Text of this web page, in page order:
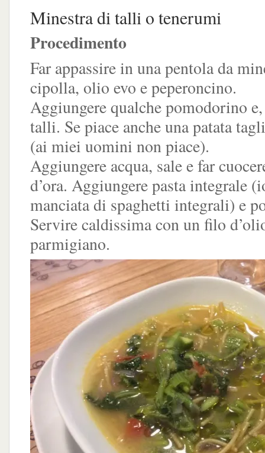
Minestra di talli o tenerumi
Procedimento
Far appassire in una pentola da
cipolla, olio evo e peperoncino.
Aggiungere qualche pomodorino
talli. Se piace anche una patata
(ai miei uomini non piace).
Aggiungere acqua, sale e far
d’ora. Aggiungere pasta integrale
manciata di spaghetti integrali) e
Servire caldissima con un filo
parmigiano.